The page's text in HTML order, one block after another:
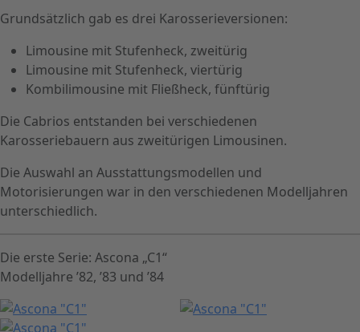
Grundsätzlich gab es drei Karosserieversionen:
Limousine mit Stufenheck, zweitürig
Limousine mit Stufenheck, viertürig
Kombilimousine mit Fließheck, fünftürig
Die Cabrios entstanden bei verschiedenen
Karosseriebauern aus zweitürigen Limousinen.
Die Auswahl an Ausstattungsmodellen und
Motorisierungen war in den verschiedenen Modelljahren
unterschiedlich.
Die erste Serie: Ascona „C1“
Modelljahre ’82, ’83 und ’84